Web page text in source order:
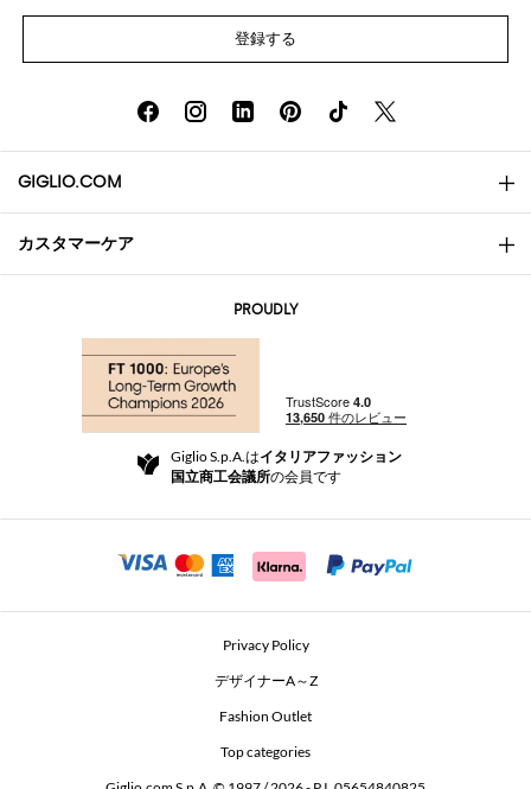
登録する
GIGLIO.COM
会社概要
Community Store
Beauty Seekers VIP Club
カスタマーケア
返品と返金
For a safe shopping experience
Security Communication
PROUDLY
Giglio S.p.A.はイタリアファッション
国立商工会議所の会員です
Privacy Policy
デザイナーA～Z
Fashion Outlet
Top categories